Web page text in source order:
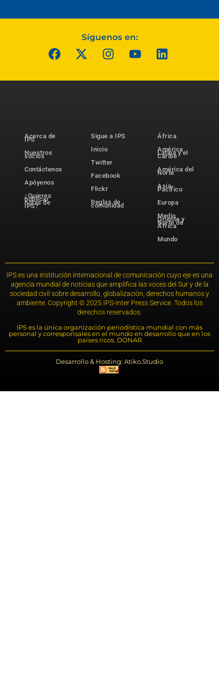
Síguenos en:
Acerca de
IPS
Nuestros
socios
Contáctenos
Apóyenos
¿Quieres
publicar
notas de
IPS?
Sigue a IPS
Inicio
Twitter
Facebook
Flickr
Reglas de
comunidad
África
América
Latina y el
Caribe
América del
Norte
Asia-
Pacífico
Europa
Medio
Oriente y
Norte de
África
Mundo
IPS es una institución internacional de comunicación cuyo eje es una
agencia mundial de noticias que amplifica las voces del Sur y de la
sociedad civil sobre desarrollo, globalización, derechos humanos y
ambiente. Copyright © 2025 IPS-Inter Press Service. Todos los
derechos reservados.
IPS es la única organización periodística mundial con más
personal y corresponsales en el mundo en desarrollo que en los
países ricos. DONAR
Desarrollo & Hosting: Atiko.Studio